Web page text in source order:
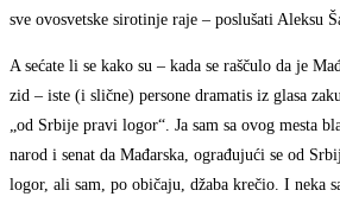
sve ovosvetske sirotinje raje – poslušati Aleksu
A sećate li se kako su – kada se raščulo da je
zid – iste (i slične) persone dramatis iz glasa
„od Srbije pravi logor“. Ja sam sa ovog mesta
narod i senat da Mađarska, ograđujući se od
logor, ali sam, po običaju, džaba krečio. I neka